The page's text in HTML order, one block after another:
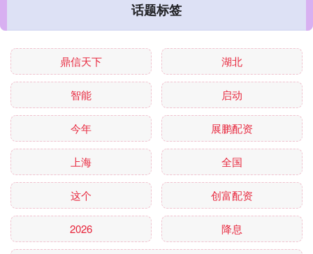
话题标签
鼎信天下 湖北
智能 启动
今年 展鹏配资
上海 全国
这个 创富配资
2026 降息